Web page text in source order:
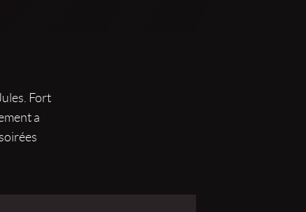
Fort
a